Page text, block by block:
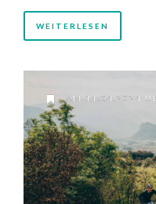
WEITERLESEN
AM 11.04.2024